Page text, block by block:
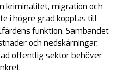
kriminalitet, migration och
i högre grad kopplas till
funktion. Sambandet
och nedskärningar,
offentlig sektor behöver